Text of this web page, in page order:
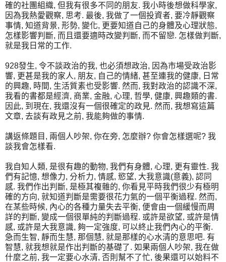
確的社團組織, 但我有很多不同的朋友. 我小時後想做科學家,
因為我熱愛觀察, 思考. 最後, 我做了一個投資者, 要冷靜觀察
事情, 知道背景, 形勢, 變化, 更要知道自己的身體及心理狀態,
怎樣影響判斷, 而且還要適時改變判斷, 而不留戀. 怎樣做判斷,
就是我日常的工作.
928發生, 令不談政治的我, 也必須想政治, 因為市場受政治影
響, 更甚是我的家人, 朋友, 自己的情緒, 甚至連我的健康, 日常
的興趣, 時間, 生活質素也受影響. 然而, 我對政治的認識不深,
我看的書都是經濟, 商業, 金融, 心理, 哲學, 健康, 興趣類的書.
因此, 到現在, 我還沒有一個很確定的政見. 然而, 我想寫這篇
文章, 去談有政見之前, 我能夠做的事情.
講返條題目, 兩個人吵架, 你在旁, 怎麼辦? 你會怎樣選呢? 我
談我會怎樣看.
我自知人類, 是很有趣的動物, 我們有身體, 心理, 更有靈性. 我
們有記憶, 想像力, 分析力, 情感, 慾望, 大我意識(意義), 認同
感. 我們作出判斷, 是極其複雜的, 你看見平時我們很少有極明
確的方向, 就知道判斷是需要很花力氣的一個平衡過程. 然而,
在某些時候, 內心的各種力量失去平衡, 便會由一個緩慢而周
詳的判斷, 變成一個很單純的判斷過程. 或許是欲望, 或許是情
感, 或許是大我意識, 夠一定強度, 可以終止我們內心的平衡.
急而生智, 靜而生慧, 那個慧, 就是那樣的心水清的意思吧. 有
智慧, 就我想就是作出判斷的基礎了. 如果兩個人吵架, 我在做
什麼之前, 我一定要心水清, 否則幫不了忙, 後果還可以始料不